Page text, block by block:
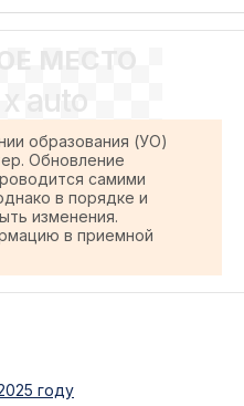
МЕСТО
auto
образования (УО)
Обновление
самими
в порядке и
изменения.
в приемной
году